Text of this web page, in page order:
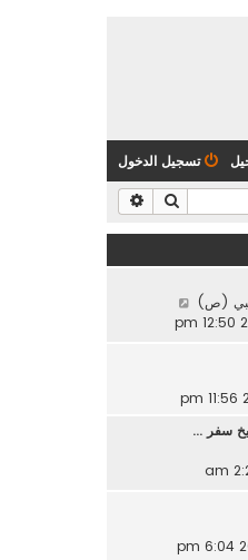
تسجيل الدخول
بحث
(ص)
ا
ة
سفر …